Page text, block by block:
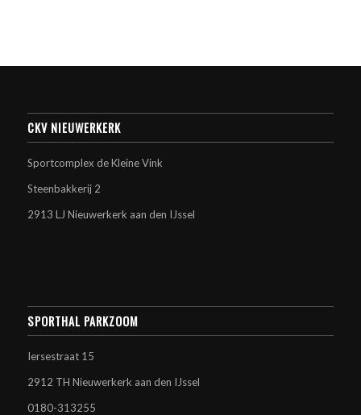
CKV NIEUWERKERK
Sportcomplex de Kleine Vink
Steenbakkerij 2
2913 LJ Nieuwerkerk aan den IJssel
SPORTHAL PARKZOOM
Iersestraat 15
2912 TH Nieuwerkerk aan den IJssel
0180-313255